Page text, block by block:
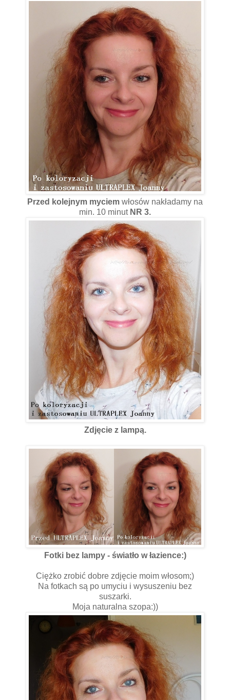
Przed kolejnym myciem włosów nakładamy na
min. 10 minut NR 3.
Zdjęcie z lampą.
Fotki bez lampy - światło w łazience:)
Ciężko zrobić dobre zdjęcie moim włosom;)
Na fotkach są po umyciu i wysuszeniu bez
suszarki.
Moja naturalna szopa:))